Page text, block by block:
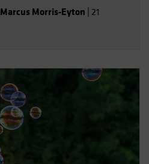
Marcus Morris-Eyton 21